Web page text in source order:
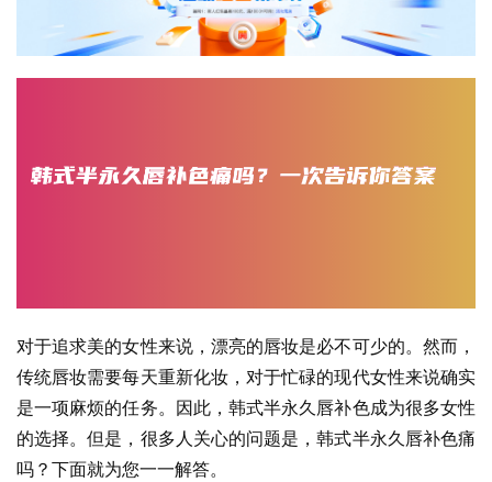
对于追求美的女性来说，漂亮的唇妆是必不可少的。然而，
传统唇妆需要每天重新化妆，对于忙碌的现代女性来说确实
是一项麻烦的任务。因此，韩式半永久唇补色成为很多女性
的选择。但是，很多人关心的问题是，韩式半永久唇补色痛
吗？下面就为您一一解答。